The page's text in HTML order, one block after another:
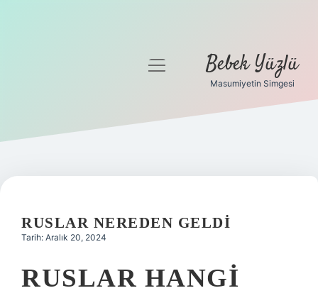
Gizlilik Politikası
Yasal Uyarı
menüyü
Bebek Yüzlü
Masumiyetin Simgesi
RUSLAR NEREDEN GELDI
Tarih: Aralık 20, 2024
RUSLAR HANGI